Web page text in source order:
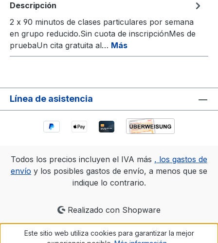
Descripción
2 x 90 minutos de clases particulares por semana
en grupo reducido.Sin cuota de inscripciónMes de
pruebaUn cita gratuita al… Más
Línea de asistencia
Todos los precios incluyen el IVA más , los gastos de
envío y los posibles gastos de envío, a menos que se
indique lo contrario.
Realizado con Shopware
Este sitio web utiliza cookies para garantizar la mejor